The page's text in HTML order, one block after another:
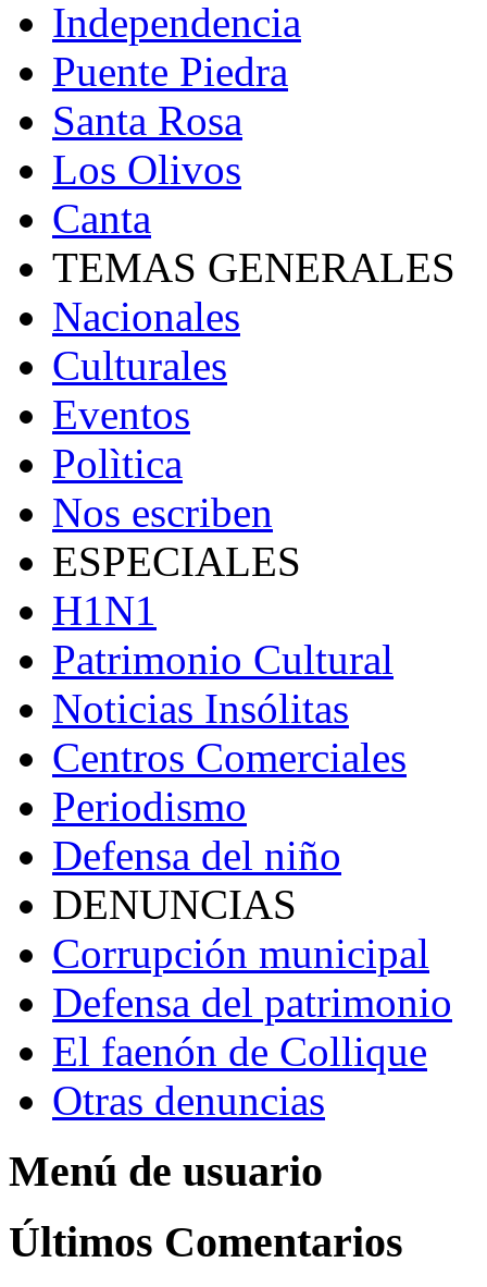
Independencia
Puente Piedra
Santa Rosa
Los Olivos
Canta
TEMAS GENERALES
Nacionales
Culturales
Eventos
Polìtica
Nos escriben
ESPECIALES
H1N1
Patrimonio Cultural
Noticias Insólitas
Centros Comerciales
Periodismo
Defensa del niño
DENUNCIAS
Corrupción municipal
Defensa del patrimonio
El faenón de Collique
Otras denuncias
Menú de usuario
Últimos Comentarios